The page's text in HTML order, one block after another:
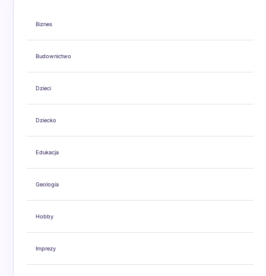
Biznes
Budownictwo
Dzieci
Dziecko
Edukacja
Geologia
Hobby
Imprezy